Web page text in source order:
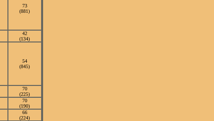
73
(881)
42
(134)
54
(845)
70
(225)
70
(190)
66
(224)